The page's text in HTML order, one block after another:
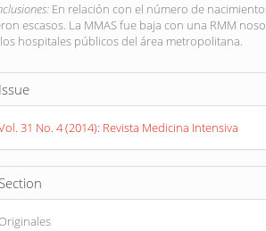
En relación con el número de
escasos. La MMAS fue baja con una RMM
hospitales públicos del área metropolitana.
Issue
31 No. 4 (2014): Revista Medicina Intensiva
Section